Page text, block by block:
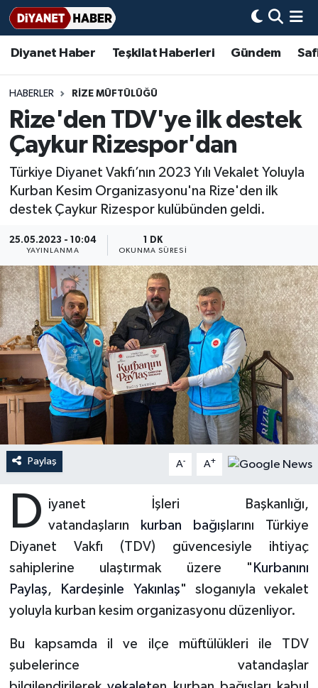
Diyanet Haber Teşkilat Haberleri Gündem
HABERLER RIZE MÜFTÜLÜĞÜ
Rize'den TDV'ye ilk destek
Çaykur Rizespor'dan
Türkiye Diyanet Vakfı’nın 2023 Yılı Vekalet Yoluyla
Kurban Kesim Organizasyonu'na Rize'den ilk
destek Çaykur Rizespor kulübünden geldi.
25.05.2023 - 10:04
YAYINLANMA
1 DK
OKUNMA SÜRESI
Paylaş A- A+
D iyanet İşleri Başkanlığı,
vatandaşların
kurban bağış larını Türkiye
Diyanet Vakfı (TDV) güvencesiyle ihtiyaç
sahiplerine ulaştırmak üzere " Kurbanını
Paylaş, Kardeşinle Yakınlaş" sloganıyla vekalet
yoluyla kurban kesim organizasyonu düzenliyor.
Bu kapsamda il ve ilçe müftülükleri ile TDV
şubelerince vatandaşlar
Diyanet Haber
Teşkilat Haberleri
Adana Müftülüğü
Adıyaman Müftülüğü
Afyonkarahisar Müftülüğü
Aksaray Müftülüğü
Amasya Müftülüğü
Ankara Müftülüğü
Antalya Müftülüğü
Ardahan Müftülüğü
Artvin Müftülüğü
Aydın Müftülüğü
Balıkesir Müftülüğü
Batman Müftülüğü
Bayburt Müftülüğü
Bilecik Müftülüğü
Bitlis Müftülüğü
Gündem
Bir Ayet
Bir Hikaye
Biyografiler
Diyanet Bilgi
Diyanet Takvimi
Dualar
Hadislerle İslam
Kudüs
Kurban
Mukabele
Peygamberimizin Hayatı
Sahabeler
Zekat
Basında Bugün
DİYANET eKİTAP
Diyanet Dergi
Aile Dergisi
Aylık Dergi
TDV
Hutbeler
DİYANET AKADEMİ
DİYANET GENÇLİK
DİYANET RADYO/TV
Dünya
Eğitim
İmam Hatip Okulları
Kültür-Sanat
Sağlık
Başmakale
Hadis-i Şerifler
Hayat Okumaları
Nöbetçi Eczaneler
Hava Durumu
Ankara Namaz Vakitleri
Süper Lig Puan Durumu ve Fikstür
Tüm Manşetler
Son Dakika Haberleri
Haber Arşivi